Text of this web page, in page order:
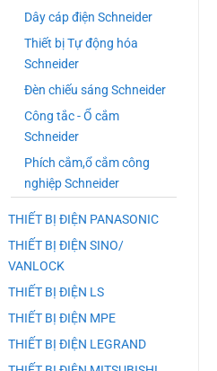
Dây cáp điện Schneider
Thiết bị Tự động hóa
Schneider
Đèn chiếu sáng Schneider
Công tắc - Ổ cắm
Schneider
Phích cắm,ổ cắm công
nghiệp Schneider
THIẾT BỊ ĐIỆN PANASONIC
THIẾT BỊ ĐIỆN SINO/
VANLOCK
THIẾT BỊ ĐIỆN LS
THIẾT BỊ ĐIỆN MPE
THIẾT BỊ ĐIỆN LEGRAND